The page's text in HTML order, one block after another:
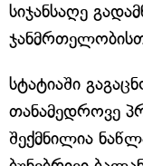
სიჯანსაღე
სტატიაში
თანამედროვე
შექმნილია